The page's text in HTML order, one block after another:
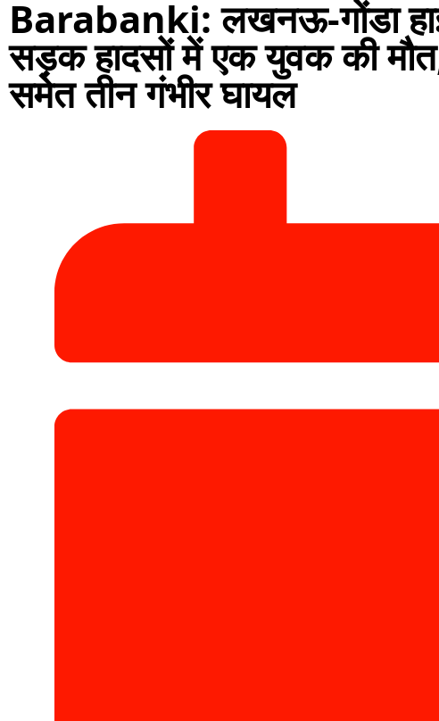
Barabanki: लखनऊ-गोंडा
सड़क हादसों में एक युवक की
समेत तीन गंभीर घायल